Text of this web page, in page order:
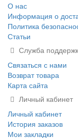
О нас
Информация о
Политика
Статьи
Служба
Связаться с нами
Возврат товара
Карта сайта
Личный кабинет
Личный кабинет
История заказов
Мои закладки